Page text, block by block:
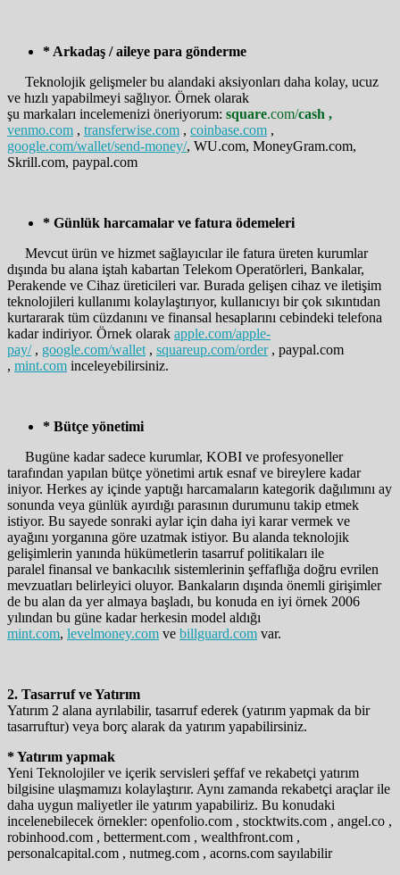
* Arkadaş / aileye para gönderme
Teknolojik gelişmeler bu alandaki aksiyonları daha kolay, ucuz
ve hızlı yapabilmeyi sağlıyor. Örnek olarak
şu markaları incelemenizi öneriyorum: square.com/cash ,
venmo.com , transferwise.com , coinbase.com ,
google.com/wallet/send-money/, WU.com, MoneyGram.com,
Skrill.com, paypal.com
* Günlük harcamalar ve fatura ödemeleri
Mevcut ürün ve hizmet sağlayıcılar ile fatura üreten kurumlar
dışında bu alana iştah kabartan Telekom Operatörleri, Bankalar,
Perakende ve Cihaz üreticileri var. Burada gelişen cihaz ve iletişim
teknolojileri kullanımı kolaylaştırıyor, kullanıcıyı bir çok sıkıntıdan
kurtararak tüm cüzdanını ve finansal hesaplarını cebindeki telefona
kadar indiriyor. Örnek olarak apple.com/apple-
pay/, google.com/wallet , squareup.com/order, paypal.com
, mint.com inceleyebilirsiniz.
* Bütçe yönetimi
Bugüne kadar sadece kurumlar, KOBI ve profesyoneller
tarafından yapılan bütçe yönetimi artık esnaf ve bireylere kadar
iniyor. Herkes ay içinde yaptığı harcamaların kategorik dağılımını ay
sonunda veya günlük ayırdığı parasının durumunu takip etmek
istiyor. Bu sayede sonraki aylar için daha iyi karar vermek ve
ayağını yorganına göre uzatmak istiyor. Bu alanda teknolojik
gelişimlerin yanında hükümetlerin tasarruf politikaları ile
paralel finansal ve bankacılık sistemlerinin şeffaflığa doğru evrilen
mevzuatları belirleyici oluyor. Bankaların dışında önemli girişimler
de bu alan da yer almaya başladı, bu konuda en iyi örnek 2006
yılından bu güne kadar herkesin model aldığı
mint.com, levelmoney.com ve billguard.com var.
2. Tasarruf ve Yatırım
Yatırım 2 alana ayrılabilir, tasarruf ederek (yatırım yapmak da bir
tasarruftur) veya borç alarak da yatırım yapabilirsiniz.
* Yatırım yapmak
Yeni Teknolojiler ve içerik servisleri şeffaf ve rekabetçi yatırım
bilgisine ulaşmamızı kolaylaştırır. Aynı zamanda rekabetçi araçlar ile
daha uygun maliyetler ile yatırım yapabiliriz. Bu konudaki
incelenebilecek örnekler: openfolio.com , stocktwits.com , angel.co ,
robinhood.com , betterment.com , wealthfront.com ,
personalcapital.com , nutmeg.com , acorns.com sayılabilir